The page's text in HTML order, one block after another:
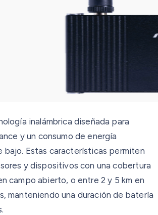
inalámbrica diseñada para
y un consumo de energía
bajo. Estas características permiten
y dispositivos con una cobertura
campo abierto, o entre 2 y 5 km en
manteniendo una duración de batería